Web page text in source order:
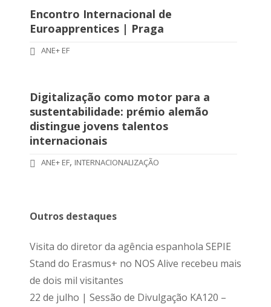
Encontro Internacional de
Euroapprentices | Praga
ANE+ EF
Digitalização como motor para a
sustentabilidade: prémio alemão
distingue jovens talentos
internacionais
ANE+ EF, INTERNACIONALIZAÇÃO
Outros destaques
Visita do diretor da agência espanhola SEPIE
Stand do Erasmus+ no NOS Alive recebeu mais
de dois mil visitantes
22 de julho | Sessão de Divulgação KA120 –